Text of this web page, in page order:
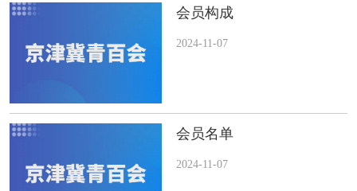
会员构成
2024-11-07
会员名单
2024-11-07